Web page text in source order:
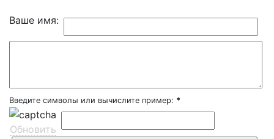
Ваше имя:
Введите символы или вычислите пример: *
Обновить